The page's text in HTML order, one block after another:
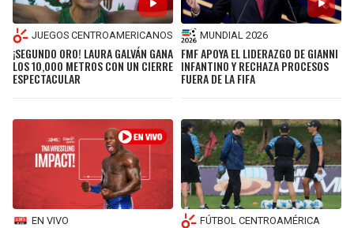
JUEGOS CENTROAMERICANOS
¡SEGUNDO ORO! LAURA GALVÁN GANA
LOS 10,000 METROS CON UN CIERRE
ESPECTACULAR
MUNDIAL 2026
FMF APOYA EL LIDERAZGO DE GIANNI
INFANTINO Y RECHAZA PROCESOS
FUERA DE LA FIFA
EN VIVO FÚTBOL CENTROAMÉRICA